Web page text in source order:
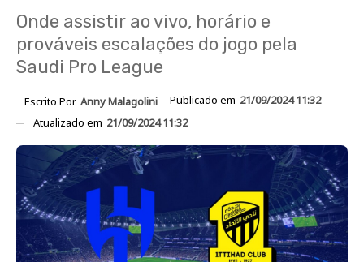
Onde assistir ao vivo, horário e
prováveis escalações do jogo pela
Saudi Pro League
Escrito Por Anny Malagolini Publicado em 21/09/2024 11:32
Atualizado em 21/09/2024 11:32